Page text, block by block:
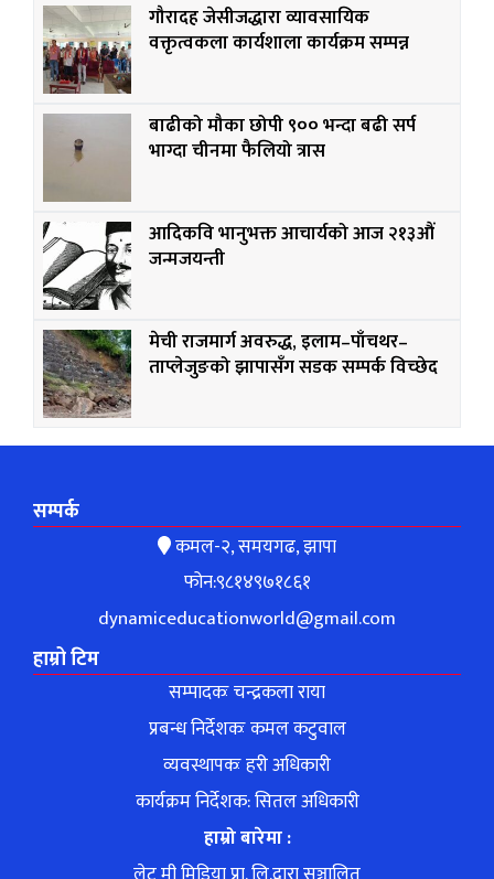
गौरादह जेसीजद्धारा व्यावसायिक
वक्तृत्वकला कार्यशाला कार्यक्रम सम्पन्न
बाढीको मौका छोपी ९०० भन्दा बढी सर्प
भाग्दा चीनमा फैलियो त्रास
आदिकवि भानुभक्त आचार्यको आज २१३औं
जन्मजयन्ती
मेची राजमार्ग अवरुद्ध, इलाम–पाँचथर–
ताप्लेजुङको झापासँग सडक सम्पर्क विच्छेद
सम्पर्क
कमल-२, समयगढ, झापा
फोन:९८१४९७१८६१
dynamiceducationworld@gmail.com
हाम्रो टिम
सम्पादकः चन्द्रकला राया
प्रबन्ध निर्देशकः कमल कटुवाल
व्यवस्थापकः हरी अधिकारी
कार्यक्रम निर्देशक: सितल अधिकारी
हाम्रो बारेमा :